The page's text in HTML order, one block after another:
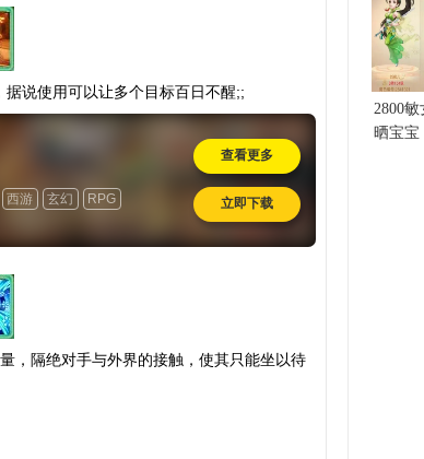
据说使用可以让多个目标百日不醒;;
西游 玄幻
RPG
查看更多
立即下载
，隔绝对手与外界的接触，使其只能坐以待
2800
晒宝宝